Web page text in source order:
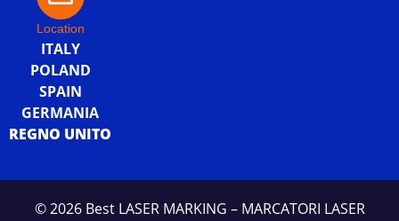
Location
ITALY
POLAND
SPAIN
GERMANIA
REGNO UNITO
© 2026 Best LASER MARKING – MARCATORI LASER